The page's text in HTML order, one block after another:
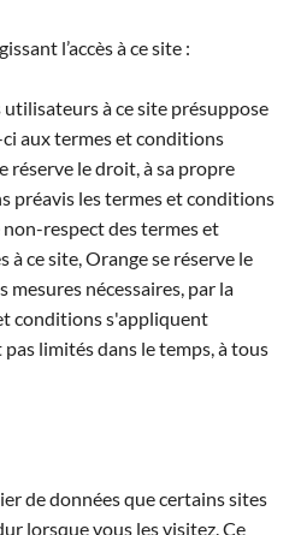
l’accès à ce site :
utilisateurs à ce site présuppose
aux termes et conditions
réserve le droit, à sa propre
préavis les termes et conditions
non-respect des termes et
ce site, Orange se réserve le
nécessaires, par la
conditions s'appliquent
limités dans le temps, à tous
de données que certains sites
lorsque vous les visitez. Ce